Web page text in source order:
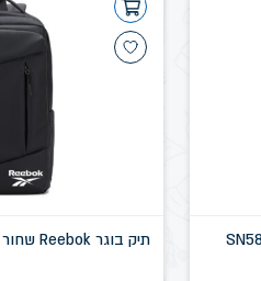
תיק בוגר Reebok שחור דגם סיאטל SN58637D